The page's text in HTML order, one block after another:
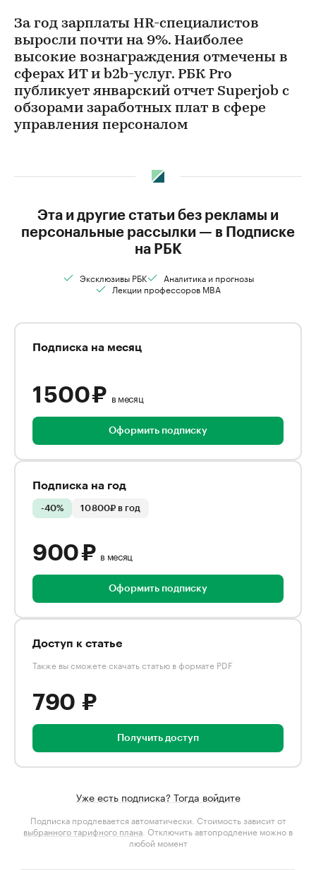
За год зарплаты HR-специалистов
выросли почти на 9%. Наиболее
высокие вознаграждения отмечены в
сферах ИT и b2b-услуг. РБК Pro
публикует январский отчет Superjob с
обзорами заработных плат в сфере
управления персоналом
Эта и другие статьи без рекламы и
персональные рассылки — в Подписке
на РБК
Эксклюзивы РБК
Аналитика и прогнозы
Лекции профессоров MBA
Подписка на месяц
1 500 ₽ в месяц
Оформить подписку
Подписка на год
-40% 10 800₽ в год
900 ₽ в месяц
Оформить подписку
Доступ к статье
Также вы сможете скачать статью в формате PDF
790 ₽
Получить доступ
Уже есть подписка? Тогда войдите
Подписка продлевается автоматически. Стоимость зависит от
выбранного тарифного плана . Отключить автопродление можно в
любой момент